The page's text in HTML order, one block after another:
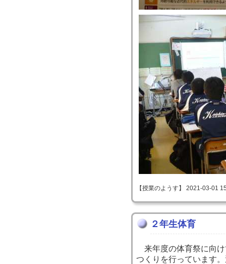
【授業のようす】 2021-03-01
２年生体育
来年度の体育祭に向け
つくりを行っています